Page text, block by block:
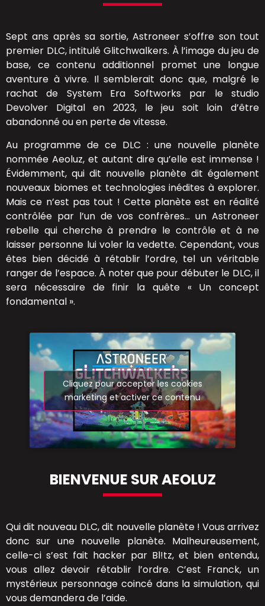
Sept ans après sa sortie, Astroneer s’offre son tout
premier DLC, intitulé Glitchwalkers. À l’image du jeu de
base, ce contenu additionnel promet une longue
aventure à vivre. Il semblerait donc que, malgré le
rachat de System Era Softworks par le studio
Devolver Digital en 2023, le jeu soit loin d’être
abandonné ou en perte de vitesse.
Au programme de ce DLC : une nouvelle planète
nommée Aeoluz, et autant dire qu’elle est immense !
Évidemment, qui dit nouvelle planète dit également
nouveaux biomes et technologies inédites à explorer.
Mais ce n’est pas tout ! Cette planète est en réalité
contrôlée par l’un de vos confrères… un Astroneer
rebelle qui cherche à prendre le contrôle et à ne
laisser personne lui voler la vedette. Cependant, vous
êtes bien décidé à rétablir l’ordre, tel un véritable
ranger de l’espace. À noter que pour débuter le DLC, il
sera nécessaire de finir la quête « Un concept
fondamental ».
Cliquez pour accepter les cookies
marketing et activer ce contenu
BIENVENUE SUR AEOLUZ
Qui dit nouveau DLC, dit nouvelle planète ! Vous arrivez
donc sur une nouvelle planète. Malheureusement,
celle-ci s’est fait hacker par Bl!tz, et bien entendu,
vous allez devoir rétablir l’ordre. C’est Franck, un
mystérieux personnage coincé dans la simulation, qui
vous demandera de l’aide.